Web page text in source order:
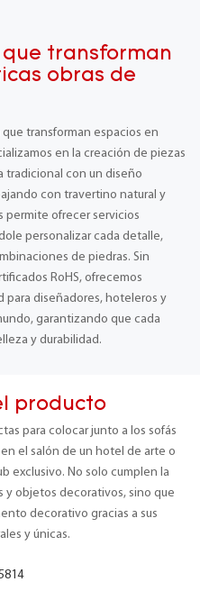
transforman
obras de
que transforman espacios en
en la creación de piezas
tradicional con un diseño
con travertino natural y
permite ofrecer servicios
personalizar cada detalle,
de piedras. Sin
RoHS, ofrecemos
para diseñadores, hoteleros y
garantizando que cada
y durabilidad.
producto
para colocar junto a los sofás
el salón de un hotel de arte o
exclusivo. No solo cumplen la
y objetos decorativos, sino que
decorativo gracias a sus
y únicas.